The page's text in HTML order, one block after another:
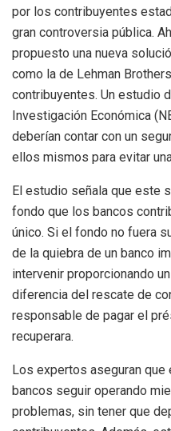
por los contribuyentes
gran controversia pública.
propuesto una nueva
como la de Lehman
contribuyentes. Un estudio
Investigación Económica
deberían contar con un
ellos mismos para evitar
El estudio señala que este
fondo que los bancos
único. Si el fondo no fuera
de la quiebra de un banco
intervenir proporcionando
diferencia del rescate de
responsable de pagar el
recuperara.
Los expertos aseguran
bancos seguir operando
problemas, sin tener que